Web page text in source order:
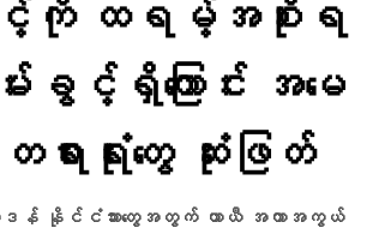
ကို ထရမ့်အစိုးရ
င့်ရှိကြောင်း အမေ
ားရုံးတွေ ဆုံးဖြတ်
ဒန် နိုင်ငံသားတွေအတွက် ယာယီ အကာအကွယ်